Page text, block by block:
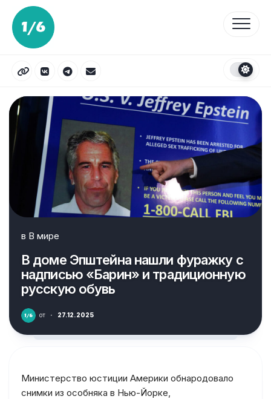
Перейти
содержанию
в В мире
В доме Эпштейна нашли фуражку с
надписью «Барин» и традиционную
русскую обувь
от · 27.12.2025
Министерство юстиции Америки обнародовало
снимки из особняка в Нью-Йорке,